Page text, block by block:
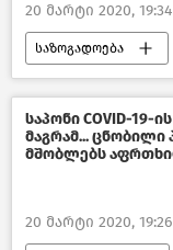
20 მარტი 2020, 19:34
საზოგადოება
ჯანდაცვა
საქართველო
საპონი COVID-19-
მაგრამ... ცნობილი
მშობლებს
20 მარტი 2020, 19:26